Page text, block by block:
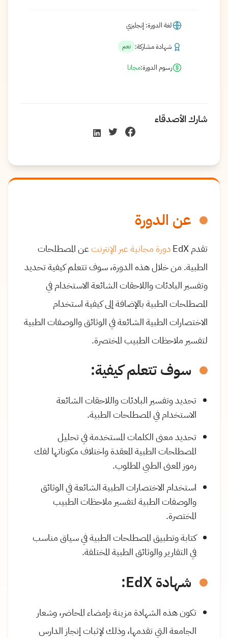
عن الدورة
تقدم EdX دورة مجانية عبر الإنترنتعن المصطلحات
الطبية. من خلال هذه الدورة، سوف تتعلم كيفية تحديد
وتفسير البادئات واللاحقات الشائعة الاستخدام في
المصطلحات الطبية بالإضافة إلى كيفية استخدام
الاختصارات الطبية الشائعة في الوثائق والوصفات الطبية
لتفسير ملاحظات الطبيب المختصرة.
سوف تتعلم كيفية:
تحديد وتفسير البادئات واللاحقات الشائعة
الاستخدام في المصطلحات الطبية.
تحديد معنى الكلمات المستخدمة في تحليل
المصطلحات الطبية المعقدة واختلاف مكوناتها لفك
رموز المعنى الطبي المطلوب.
استخدام الاختصارات الطبية الشائعة في الوثائق
والوصفات الطبية لتفسير ملاحظات الطبيب
المختصرة.
كتابة وتطبيق المصطلحات الطبية في سياق مناسب
في التقارير والوثائق الطبية المختلفة.
شهادة EdX:
تكون هذه الشهادة مزينة بإمضاء المحاضر، وشعار
الجامعة التي تقدمها، وذلك لإثبات إنجاز الدارس
لغة الدورة: إنجليزي
شهادة مشاركة: نعم
رسوم الدورة:مجانا
شارك الأصدقاء